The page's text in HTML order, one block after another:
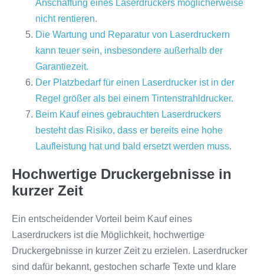
Anschaffung eines Laserdruckers möglicherweise
nicht rentieren.
Die Wartung und Reparatur von Laserdruckern
kann teuer sein, insbesondere außerhalb der
Garantiezeit.
Der Platzbedarf für einen Laserdrucker ist in der
Regel größer als bei einem Tintenstrahldrucker.
Beim Kauf eines gebrauchten Laserdruckers
besteht das Risiko, dass er bereits eine hohe
Laufleistung hat und bald ersetzt werden muss.
Hochwertige Druckergebnisse in
kurzer Zeit
Ein entscheidender Vorteil beim Kauf eines
Laserdruckers ist die Möglichkeit, hochwertige
Druckergebnisse in kurzer Zeit zu erzielen. Laserdrucker
sind dafür bekannt, gestochen scharfe Texte und klare